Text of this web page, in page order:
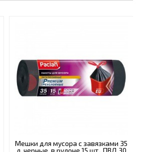
Мешки для мусора с завязками 35
л, черные, в рулоне 15 шт., ПВД 30